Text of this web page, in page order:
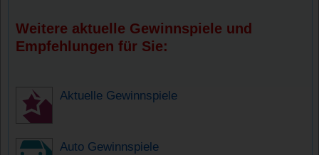
Weitere aktuelle Gewinnspiele und
Empfehlungen für Sie:
Aktuelle Gewinnspiele
Auto Gewinnspiele